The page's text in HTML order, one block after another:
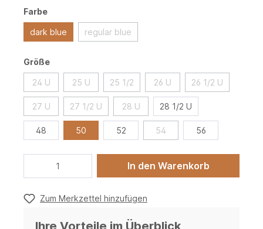
Farbe
dark blue regular blue
Größe
24 U 25 U 25 1/2 26 U 26 1/2 U
27 U 27 1/2 U 28 U 28 1/2 U
48 50 52 54 56
In den Warenkorb
Zum Merkzettel hinzufügen
Ihre Vorteile im Überblick